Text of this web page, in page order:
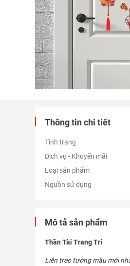
Thông tin chi tiết
Tình trạng
Dịch vụ - Khuyến mãi
Loại sản phẩm
Nguồn sử dụng
Mô tả sản phẩm
Thần Tài Trang Trí
Liễn treo tường mẫu mới